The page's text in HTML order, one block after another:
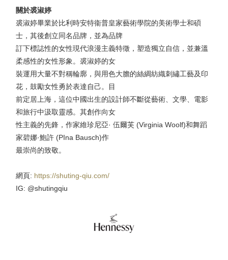
關於裘淑婷
裘淑婷畢業於比利時安特衞普皇家藝術學院的美術學士和碩
士，其後創立同名品牌，並為品牌
訂下標誌性的女性現代浪漫主義特徵，塑造獨立自信，並兼溫
柔感性的女性形象。裘淑婷的女
裝運用大量不對稱輪廓，與用色大膽的絲綢紡織刺繡工藝及印
花，鼓勵女性勇於表達自己。目
前定居上海，這位中國出生的設計師不斷從藝術、文學、電影
和旅行中汲取靈感。其創作向女
性主義的先鋒，作家維珍尼亞· 伍爾芙 (Virginia Woolf)和舞蹈
家碧娜·鮑許 (PIna Bausch)作
最崇尚的致敬。
網頁: https://shuting-qiu.com/
IG: @shutingqiu